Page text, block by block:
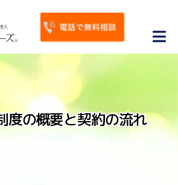
選ばれる理由
度の概要と契約の流れ